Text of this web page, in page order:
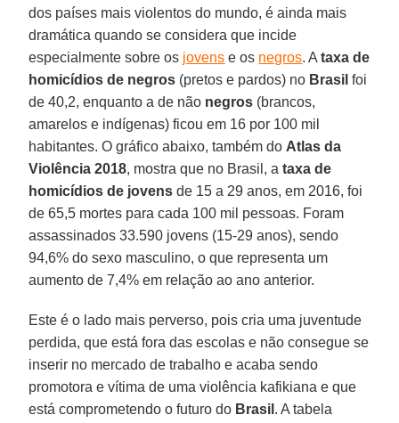
dos países mais violentos do mundo, é ainda mais
dramática quando se considera que incide
especialmente sobre os jovens e os negros. Ataxa de
homicídios de negros (pretos e pardos) no Brasil foi
de 40,2, enquanto a de não negros (brancos,
amarelos e indígenas) ficou em 16 por 100 mil
habitantes. O gráfico abaixo, também do Atlas da
Violência 2018, mostra que no Brasil, ataxa de
homicídios de jovens de 15 a 29 anos, em 2016, foi
de 65,5 mortes para cada 100 mil pessoas. Foram
assassinados 33.590 jovens (15-29 anos), sendo
94,6% do sexo masculino, o que representa um
aumento de 7,4% em relação ao ano anterior.
Este é o lado mais perverso, pois cria uma juventude
perdida, que está fora das escolas e não consegue se
inserir no mercado de trabalho e acaba sendo
promotora e vítima de uma violência kafikiana e que
está comprometendo o futuro do Brasil . A tabela